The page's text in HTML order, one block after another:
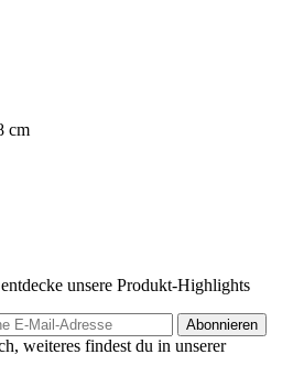
cm
unsere Produkt-Highlights
Abonnieren
weiteres findest du in unserer